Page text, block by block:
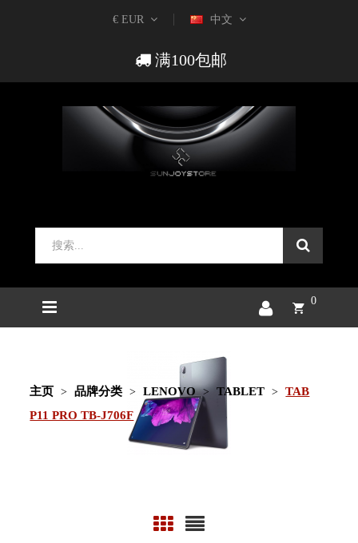
€ EUR 中文
满100包邮
0
主页 品牌分类 LENOVO TABLET
TAB
P11 PRO TB-J706F